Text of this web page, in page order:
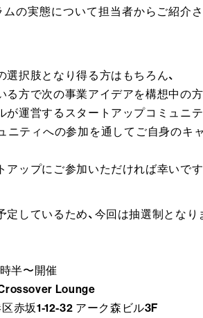
ムの実態について担当者からご紹介
択肢となり得る方はもちろん、
方で次の事業アイデアを構想中の方
が運営するスタートアップコミュニテ
ニティへの参加を通してご自身のキ
アップにご参加いただければ幸いです
しているため、今回は抽選制となり
半〜開催
Lounge
赤坂1-12-32 アーク森ビル3F